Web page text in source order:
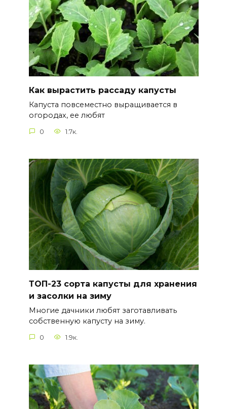
Как вырастить рассаду капусты
Капуста повсеместно выращивается в
огородах, ее любят
0 1.7к.
ТОП-23 сорта капусты для хранения
и засолки на зиму
Многие дачники любят заготавливать
собственную капусту на зиму.
0 1.9к.